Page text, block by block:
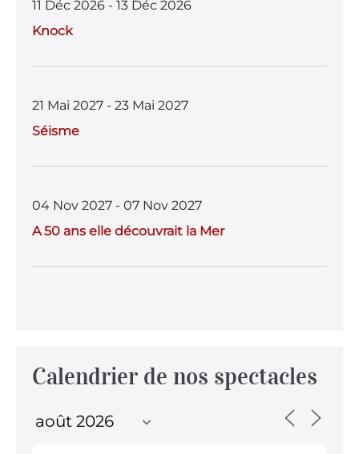
11 Déc 2026 - 13 Déc 2026
Knock
21 Mai 2027 - 23 Mai 2027
Séisme
04 Nov 2027 - 07 Nov 2027
A 50 ans elle découvrait la Mer
Calendrier de nos spectacles